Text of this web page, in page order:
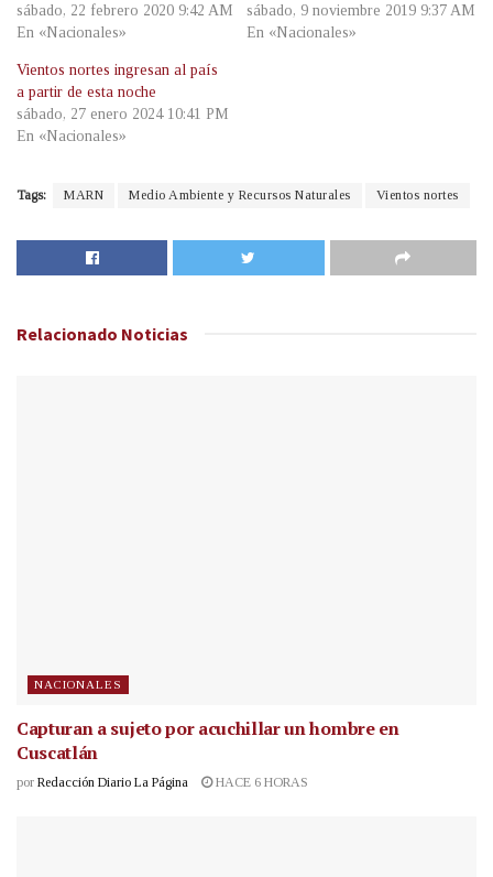
sábado, 22 febrero 2020 9:42 AM
En «Nacionales»
sábado, 9 noviembre 2019 9:37 AM
En «Nacionales»
Vientos nortes ingresan al país
a partir de esta noche
sábado, 27 enero 2024 10:41 PM
En «Nacionales»
Tags: MARN Medio Ambiente y Recursos Naturales Vientos nortes
Relacionado Noticias
NACIONALES
Capturan a sujeto por acuchillar un hombre en
Cuscatlán
por Redacción Diario La Página HACE 6 HORAS